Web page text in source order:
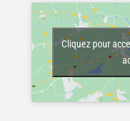
Cliquez pour